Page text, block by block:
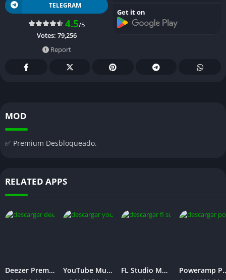
TELEGRAM
4.5/5
Votes: 79,256
Report
Get it on
MOD
✅ Premium Desbloqueado.
RELATED APPS
Deezer Premium YouTube Music Premium FL Studio Mobile